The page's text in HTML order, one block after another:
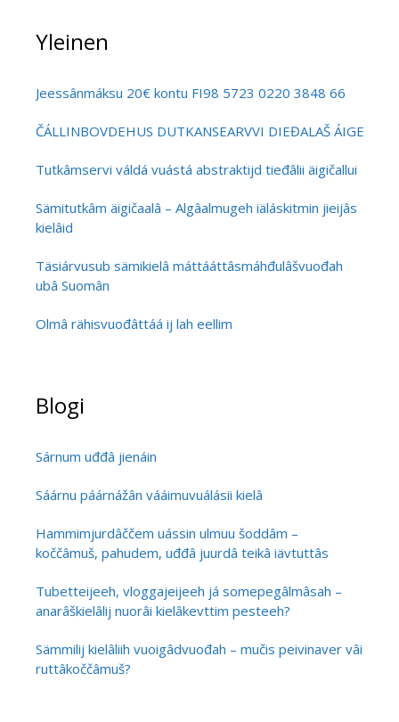
Yleinen
Jeessânmáksu 20€ kontu FI98 5723 0220 3848 66
ČÁLLINBOVDEHUS DUTKANSEARVVI DIEĐALAŠ
Tutkâmservi váldá vuástá abstraktijd tieđâlii äigičallui
Sämitutkâm äigičaalâ – Algâalmugeh iäláskitmin jieijâs
kielâid
Täsiárvusub sämikielâ máttááttâsmáhđulâšvuođah
ubâ Suomân
Olmâ rähisvuođâttáá ij lah eellim
Blogi
Sárnum uđđâ jienáin
Sáárnu páárnážân vááimuvuálásii kielâ
Hammimjurdâččem uássin ulmuu šoddâm –
koččâmuš, pahudem, uđđâ juurdâ teikâ iävtuttâs
Tubetteijeeh, vloggajeijeeh já somepegâlmâsah –
anarâškielâlij nuorâi kielâkevttim pesteeh?
Sämmilij kielâliih vuoigâdvuođah – mučis peivinaver vâi
ruttâkoččâmuš?